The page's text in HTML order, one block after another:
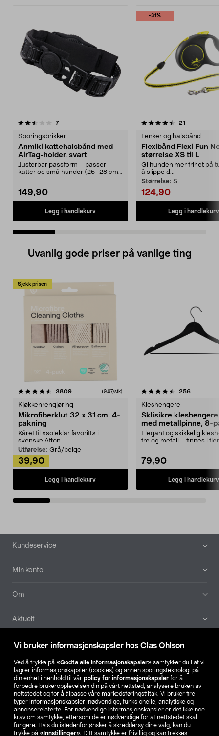
Vi bruker informasjonskapsler hos Clas Ohlson
Ved å trykke på «Godta alle informasjonskapsler» samtykker du i at vi
lagrer informasjonskapsler (cookies) og annen sporingsteknologi på
din enhet i henhold til vår policy for informasjonskapsler for å
forbedre brukeropplevelsen din på vårt nettsted, analysere bruken av
nettstedet og for å tilpasse våre markedsføringstiltak. Vi bruker fire
typer informasjonskapsler: nødvendige, funksjonelle, analytiske og
annonserelaterte. For nødvendige informasjonskapsler er det ikke noe
krav om samtykke, ettersom de er nødvendige for at nettstedet skal
fungere. Hvis du istedenfor ønsker å skreddersy dine valg, kan du
trykke på «Innstillinger». Ditt samtykke er frivillig og kan trekkes
7anmeldelser
Sporingsbrikker
Anmiki kattehalsbånd med
AirTag-holder, svart
Justerbar passform – passer
katter og små hunder (25–28 cm).
149,90
Legg i handlekurv
-31%
4.5 av 5 stjerner 21
Lenker og halsbånd
Flexibånd Flexi Fun
størrelse XS til L
Gi hunden mer frihet på
å slippe d...
Størrelse: S
124,90
Legg i handlekurv
3.5 av 5 stjerner
Uvanlig gode priser på vanlige ting
Sjekk prisen
3809anmeldelser(9,97/stk)
Kjøkkenrengjøring
Mikrofiberklut 32 x 31 cm, 4-
pakning
Kåret til «soleklar favoritt» i
svenske Afton...
Utførelse: Grå/beige
39,90
Legg i handlekurv
4.5av 5 stjerner 256
Kleshengere
Sklisikre
med metallpinne, 8-
Elegant og skikkelig
tre og metall – finnes i
79,90
Legg i handlekurv
4.5av 5 stjerner
Bunntekst
Kundeservice
Min konto
Om
Aktuelt
Våre selskaper
Finn din butikk
SE NO FI